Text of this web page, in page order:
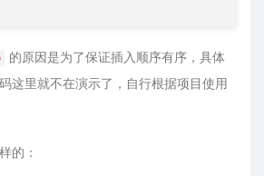
的原因是为了保证插入顺序有序，具体
这里就不在演示了，自行根据项目使用
的：